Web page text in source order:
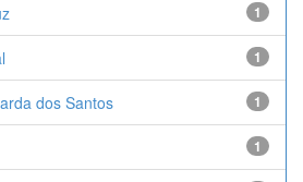
1
1
dos Santos 1
1